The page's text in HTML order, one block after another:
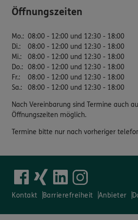
Öffnungszeiten
Mo.: 08:00 - 12:00 und 12:30 - 18:00
Di.:
08:00 - 12:00 und 12:30 - 18:00
Mi.:
08:00 - 12:00 und 12:30 - 18:00
Do.: 08:00 - 12:00 und 12:30 - 18:00
Fr.:
08:00 - 12:00 und 12:30 - 18:00
Sa.: 08:00 - 12:00 und 12:30 - 18:00
Nach Vereinbarung sind Termine auch
Öffnungszeiten möglich.
Termine bitte nur nach vorheriger
Kontakt Barrierefreiheit Anbieter